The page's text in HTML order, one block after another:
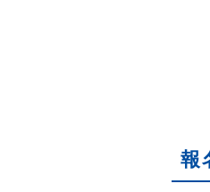
報